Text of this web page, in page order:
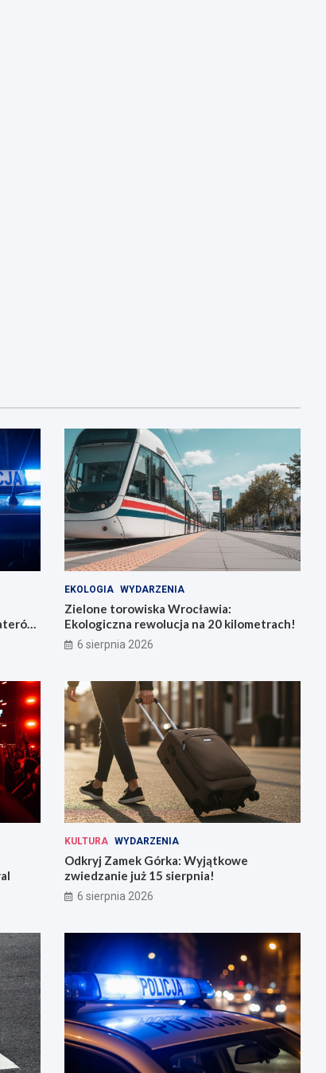
EKOLOGIA WYDARZENIA
Zielone torowiska Wrocławia:
Ekologiczna rewolucja na 20 kilometrach!
6 sierpnia 2026
KULTURA WYDARZENIA
Odkryj Zamek Górka: Wyjątkowe
zwiedzanie już 15 sierpnia!
6 sierpnia 2026